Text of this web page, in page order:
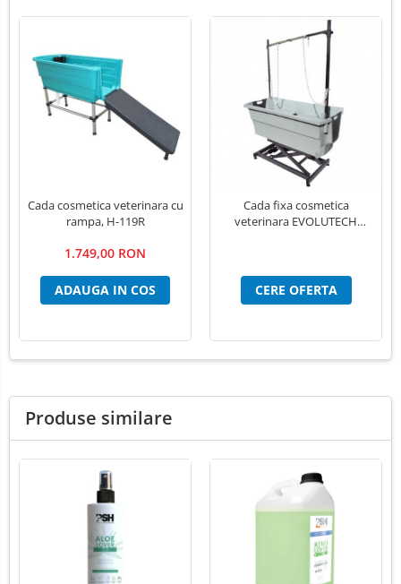
Cada cosmetica veterinara cu
rampa, H-119R
1.749,00 RON
ADAUGA IN COS
Cada fixa cosmetica
veterinara EVOLUTECH
CERE OFERTA
Produse similare